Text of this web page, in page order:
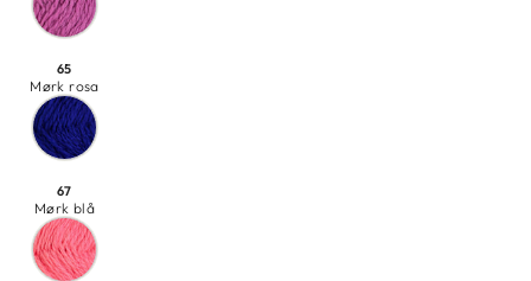
65
Mørk rosa
67
Mørk blå